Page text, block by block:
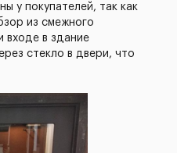
у покупателей, так как
из смежного
входе в здание
стекло в двери, что